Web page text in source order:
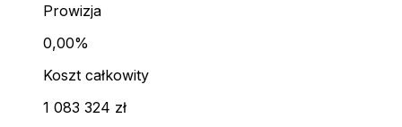
Prowizja
0,00%
Koszt całkowity
1 083 324 zł